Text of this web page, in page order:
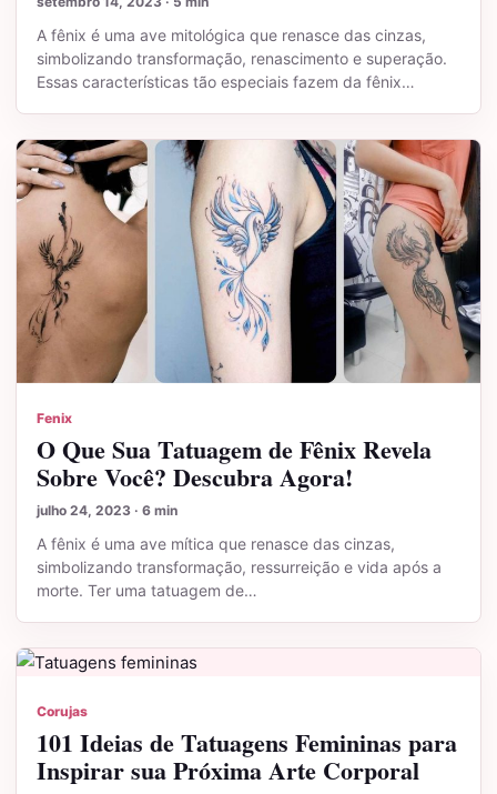
A fênix é uma ave mitológica que renasce das cinzas,
simbolizando transformação, renascimento e superação.
Essas características tão especiais fazem da fênix…
Fenix
O Que Sua Tatuagem de Fênix Revela
Sobre Você? Descubra Agora!
julho 24, 2023 · 6 min
A fênix é uma ave mítica que renasce das cinzas,
simbolizando transformação, ressurreição e vida após a
morte. Ter uma tatuagem de…
Corujas
101 Ideias de Tatuagens Femininas para
Inspirar sua Próxima Arte Corporal